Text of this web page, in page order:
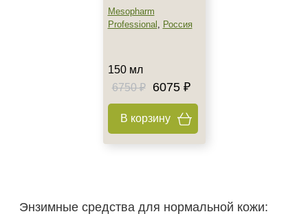
Mesopharm
Professional , Россия
150 мл
6750 ₽
6075 ₽
В корзину
Энзимные средства для нормальной кожи: